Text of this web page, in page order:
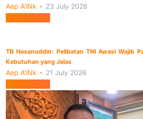
Aep A'iNk 23 July 2026
Berita Utama
TB Hasanuddin: Pelibatan TNI Awasi Wajib
Kebutuhan yang Jelas
Aep A'iNk 21 July 2026
Berita Utama